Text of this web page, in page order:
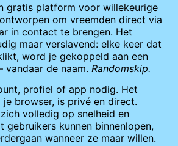
gratis platform voor willekeurige
om vreemden direct via
in contact te brengen. Het
maar verslavend: elke keer dat
word je gekoppeld aan een
de naam. Randomskip.
profiel of app nodig. Het
browser, is privé en direct.
volledig op snelheid en
gebruikers kunnen binnenlopen,
wanneer ze maar willen.